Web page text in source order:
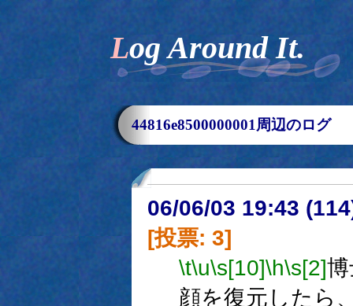
Log Around It.
44816e8500000001周辺のログ
06/06/03 19:43
[投票: 3]
\t\u\s[10]\h\s[2]
顔を復元したら